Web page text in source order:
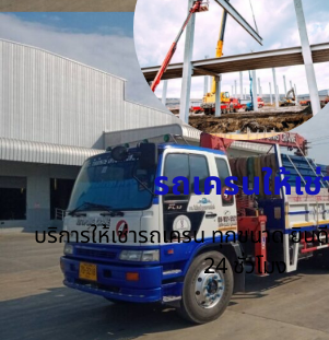
รถเครนให้เ
บริการให้เช่ารถเครน ทุกขนาด ยิน
24 ชั่วโมง